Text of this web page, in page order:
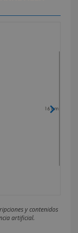
y contenidos
artificial.